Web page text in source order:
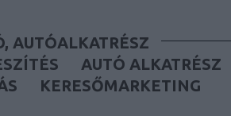
AUTÓALKATRÉSZ
AUTÓ ALKATRÉSZ
KERESŐMARKETING